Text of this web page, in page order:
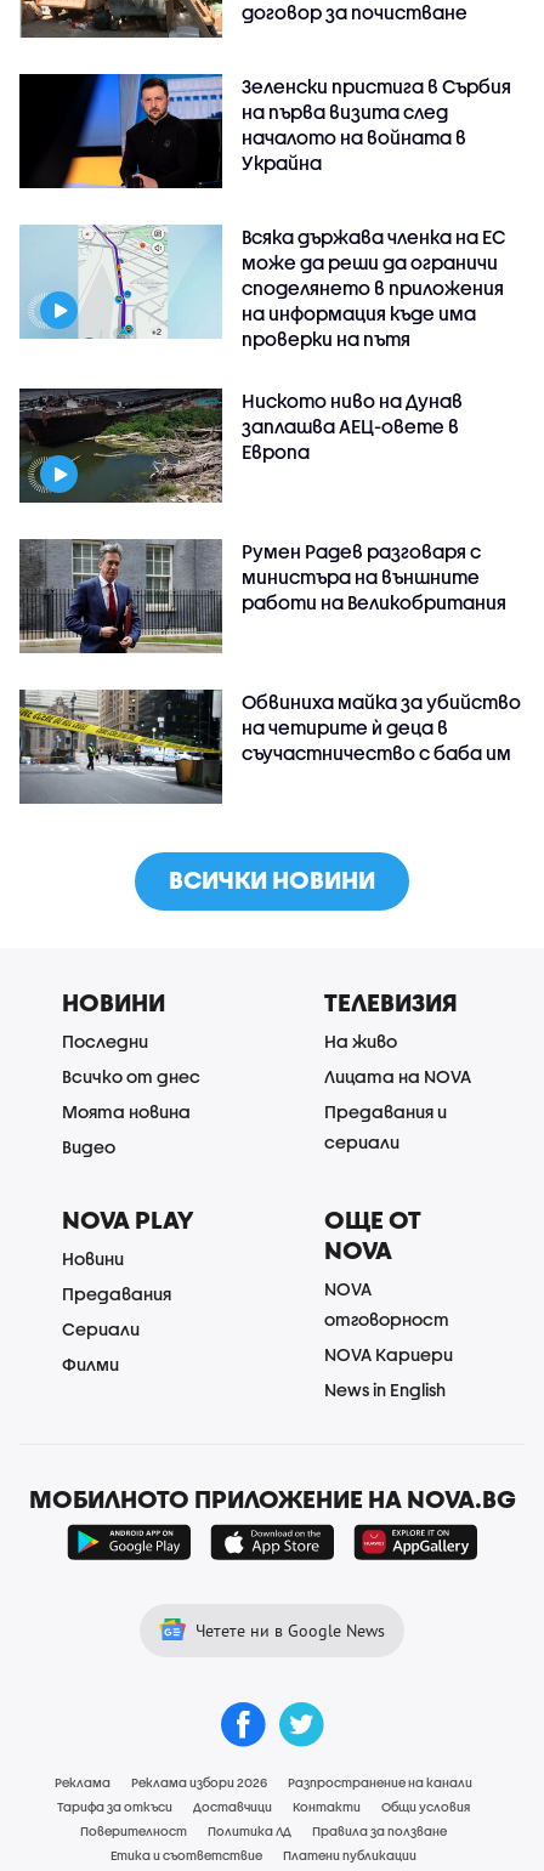
договор за почистване
Зеленски пристига в Сърбия
на първа визита след
началото на войната в
Украйна
Всяка държава членка на ЕС
може да реши да ограничи
споделянето в приложения
на информация къде има
проверки на пътя
Ниското ниво на Дунав
заплашва АЕЦ-овете в
Европа
Румен Радев разговаря с
министъра на външните
работи на Великобритания
Обвиниха майка за убийство
на четирите ѝ деца в
съучастничество с баба им
ВСИЧКИ НОВИНИ
НОВИНИ
Последни
Всичко от днес
Моята новина
Видео
ТЕЛЕВИЗИЯ
На живо
Лицата на NOVA
Предавания и
сериали
NOVA PLAY
Новини
Предавания
Сериали
Филми
ОЩЕ ОТ
NOVA
NOVA
отговорност
NOVA Кариери
News in English
МОБИЛНОТО ПРИЛОЖЕНИЕ НА NOVA.BG
Четете ни в Google News
Реклама Реклама избори 2026
Разпространение на канали
Тарифа за откъси
Доставчици Контакти
Общи условия
Поверителност
Политика ЛД
Правила за ползване
Етика и съответствие
Платени публикации